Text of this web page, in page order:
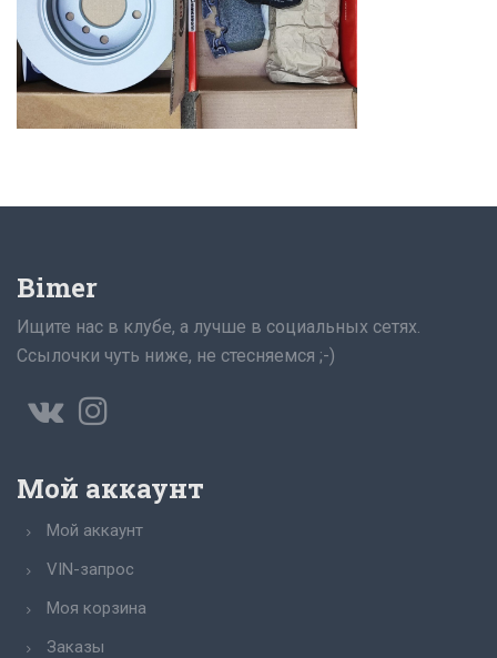
Bimer
Ищите нас в клубе, а лучше в социальных сетях.
Ссылочки чуть ниже, не стесняемся ;-)
Мой аккаунт
Мой аккаунт
VIN-запрос
Моя корзина
Заказы